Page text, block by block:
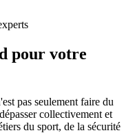
pour votre
pas seulement faire du
collectivement et
du sport, de la sécurité